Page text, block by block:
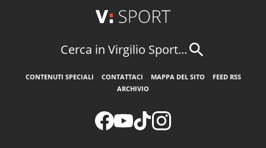
Cerca in Virgilio Sport...
CONTENUTI SPECIALI CONTATTACI MAPPA DEL SITO
FEED RSS
ARCHIVIO